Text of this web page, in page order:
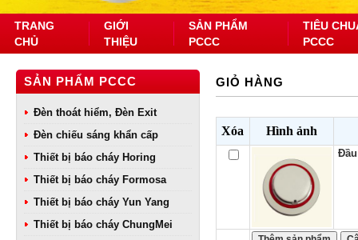
TRANG
CHỦ
GIỚI
THIỆU
SẢN PHẨM
PCCC
TIÊU
PCCC
SẢN PHẨM PCCC
Đèn thoát hiểm, Đèn Exit
Đèn chiếu sáng khẩn cấp
Thiết bị báo cháy Horing
Thiết bị báo cháy Formosa
Thiết bị báo cháy Yun Yang
Thiết bị báo cháy ChungMei
GIỎ HÀNG
Xóa Hình ảnh